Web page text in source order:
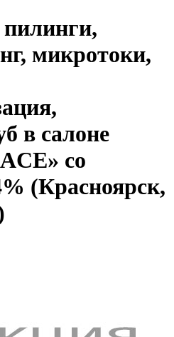
микротоки,
в салоне
со
(Красноярск,